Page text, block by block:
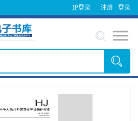
IP登录 登录
注册